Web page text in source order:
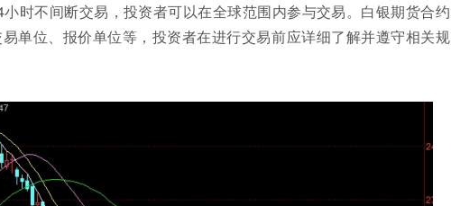
时不间断交易，投资者可以在全球范围内参与交易。白银期货合约
单位、报价单位等，投资者在进行交易前应详细了解并遵守相关规